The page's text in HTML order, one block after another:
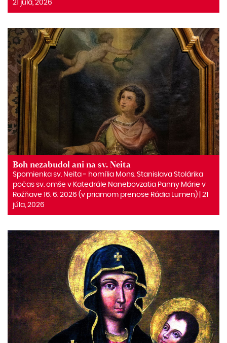
21 júla, 2026
Boh nezabudol ani na sv. Neita
Spomienka sv. Neita ‒ homília Mons. Stanislava Stolárika
počas sv. omše v Katedrále Nanebovzatia Panny Márie v
Rožňave 16. 6. 2026 (v priamom prenose Rádia Lumen) | 21
júla, 2026